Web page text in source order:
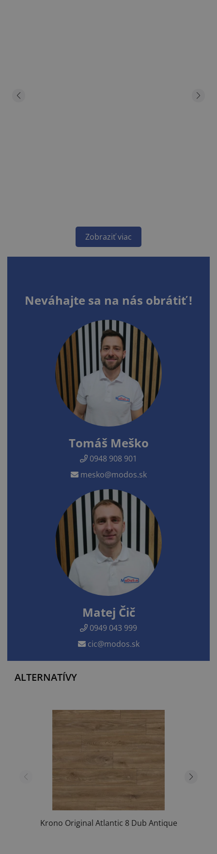
Zobraziť viac
Neváhajte sa na nás obrátiť !
Tomáš Meško
0948 908 901
mesko@modos.sk
Matej Čič
0949 043 999
cic@modos.sk
ALTERNATÍVY
Krono Original Atlantic 8 Dub Antique